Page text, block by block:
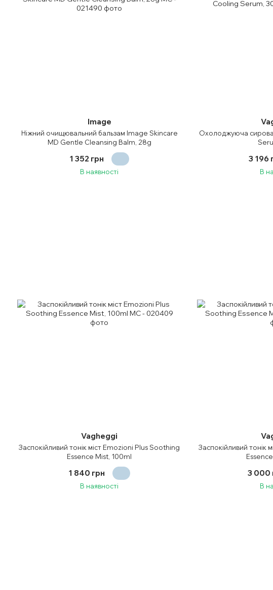
Image
Ніжний очищювальний бальзам Image Skincare
MD Gentle Cleansing Balm, 28g
1 352 грн
В наявності
Охолоджуюча
3 196
В
Vagheggi
Заспокійливий тонік міст Emozioni Plus Soothing
Essence Mist, 100ml
1 840 грн
В наявності
Заспокійливий тонік
3 000
В